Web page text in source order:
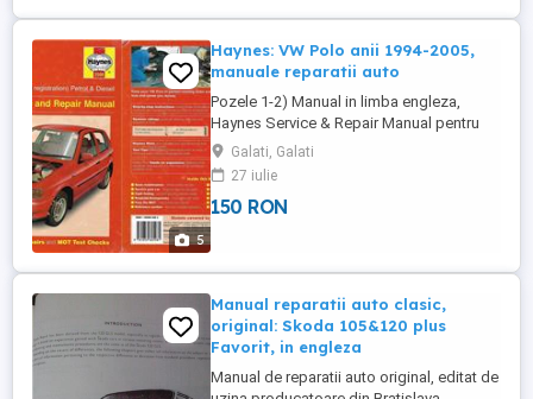
5
Haynes: VW Polo anii 1994-2005,
manuale reparatii auto
Pozele 1-2) Manual in limba engleza,
Haynes Service & Repair Manual pentru
VW Polo, anii 1994 - 1999. Manualul
contine motoarele pe benzina ce au
cilindreele de 999 cmc, 1043 cmc, 1296
cmc, 1390 cmc, 1598 cmc SOHC plus
manual ...
Galati, Galati
27 iulie
150 RON
Manual reparatii auto clasic,
original: Skoda 105&120 plus
Favorit, in engleza
Manual de reparatii auto original, editat de